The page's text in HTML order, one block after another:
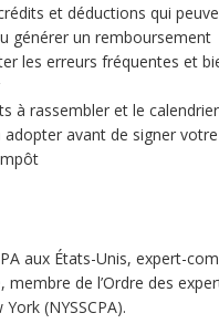
et déductions qui
générer un remboursement
les erreurs fréquentes et
à rassembler et le
adopter avant de signer votre
aux États-Unis, expert-
membre de l’Ordre des
(NYSSCPA).